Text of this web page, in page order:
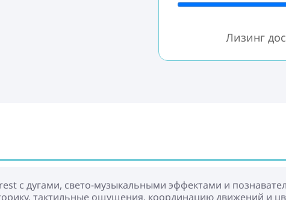
Лизинг
с дугами, свето-музыкальными эффектами и
тактильные ощущения, координацию движений и